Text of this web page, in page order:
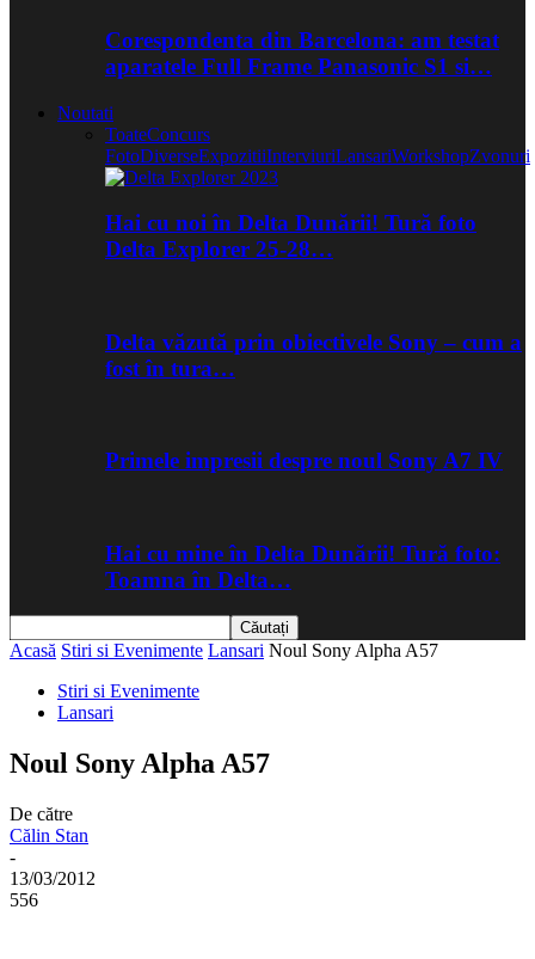
Corespondenta din Barcelona: am testat
aparatele Full Frame Panasonic S1 si…
Noutati
ToateConcurs
FotoDiverseExpozitiiInterviuriLansariWorkshopZvonuri
Hai cu noi în Delta Dunării! Tură foto
Delta Explorer 25-28…
Delta văzută prin obiectivele Sony – cum a
fost în tura…
Primele impresii despre noul Sony A7 IV
Hai cu mine în Delta Dunării! Tură foto:
Toamna în Delta…
Acasă Stiri si Evenimente Lansari Noul Sony Alpha A57
Stiri si Evenimente
Lansari
Noul Sony Alpha A57
De către
Călin Stan
-
13/03/2012
556